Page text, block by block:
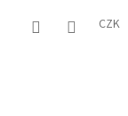
CZK